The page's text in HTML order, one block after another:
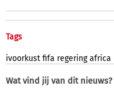
Tags
ivoorkust fifa regering africa
Wat vind jij van dit nieuws?